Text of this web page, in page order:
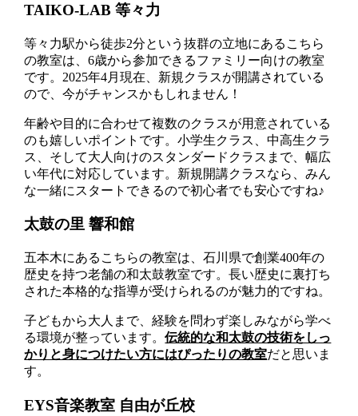
TAIKO-LAB 等々力
等々力駅から徒歩2分という抜群の立地にあるこちら
の教室は、6歳から参加できるファミリー向けの教室
です。2025年4月現在、新規クラスが開講されている
ので、今がチャンスかもしれません！
年齢や目的に合わせて複数のクラスが用意されている
のも嬉しいポイントです。小学生クラス、中高生クラ
ス、そして大人向けのスタンダードクラスまで、幅広
い年代に対応しています。新規開講クラスなら、みん
な一緒にスタートできるので初心者でも安心ですね♪
太鼓の里 響和館
五本木にあるこちらの教室は、石川県で創業400年の
歴史を持つ老舗の和太鼓教室です。長い歴史に裏打ち
された本格的な指導が受けられるのが魅力的ですね。
子どもから大人まで、経験を問わず楽しみながら学べ
る環境が整っています。伝統的な和太鼓の技術をしっ
かりと身につけたい方にはぴったりの教室だと思いま
す。
EYS音楽教室 自由が丘校